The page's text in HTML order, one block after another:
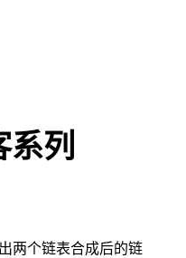
列
两个链表合成后的链